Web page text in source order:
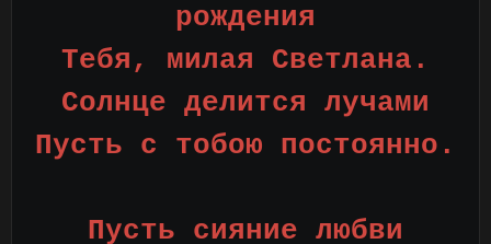
рождения
Тебя, милая Светлана.
Солнце делится лучами
Пусть с тобою постоянно.
Пусть сияние любви